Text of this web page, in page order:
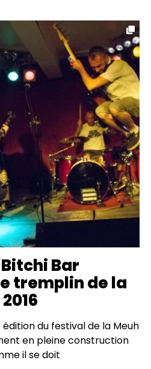
Bar
tremplin de la
édition du festival de la Meuh
en pleine construction
il se doit